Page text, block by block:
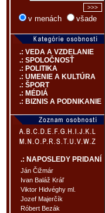
v menách všade
.: VEDA A VZDELANIE
.: SPOLOČNOSŤ
.: POLITIKA
.: UMENIE A KULTÚRA
.: ŠPORT
.: MÉDIÁ
.: BIZNIS A PODNIKANIE
.: NAPOSLEDY PRIDANÍ
Ján Čižmár
Ivan Baláž Kráľ
Viktor Hidvéghy ml.
Jozef Majerčík
Róbert Bezák